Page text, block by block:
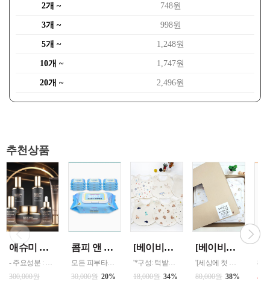
2개 ~ 748원
3개 ~ 998원
5개 ~ 1,248원
10개 ~ 1,747원
20개 ~ 2,496원
추천상품
애슈미 블랙 스네일 퍼펙트 하이드레이터 6종 세트(쇼핑백 포함) - 구성 : 스킨 120ml, 로션 120ml, 크림 55ml, 앰플 35ml, 화장품
300,000원
콤피 앤 클린 소프트 물티슈 캡형 100매 30개 한박스 단위판매
모든 피부타입에 안심하고 사용 산뜻한 수분감 부드럽게 닦아지고 촉촉함을 유지합니다 7단계 정수과정을 거친 깨끗하고 순수한 물을 사용
30,000원 20%
[베이비헛] 오가닉 방수턱받이3종(랜덤)발송됩니다 /// (브라운베어,왕관,구름토끼,목마,미니곰,동물나라,래빗,미니공룡,해피,미니곰,북극곰등) 건조기금지
'*구성: 턱밭이 3p(패턴랜덤발송), 개별opp포장 *소재: 겉감- 오가닉 코튼 100% (유기농 순면), 안감-폴리우레탄 방수코팅(오염 방지 기능) *사이즈: 23 × 25cm - 오가닉 코튼 소재로 아기 피부에 자극이 적고 부드러움 - 세탁이 용이하여 위생적으로 사용 가능 - 구강기(생후3-4개월)를 시작으로 늘어나는 침분비량으로부터 옷과 피부를
18,000원 34%
[베이비헛] 출산선물 8종세트 * 구성: 배냇저고리+속싸개+방수요+모자+손싸개+발싸개+턱받이+손수건, 고급포장박
80,000원 38%